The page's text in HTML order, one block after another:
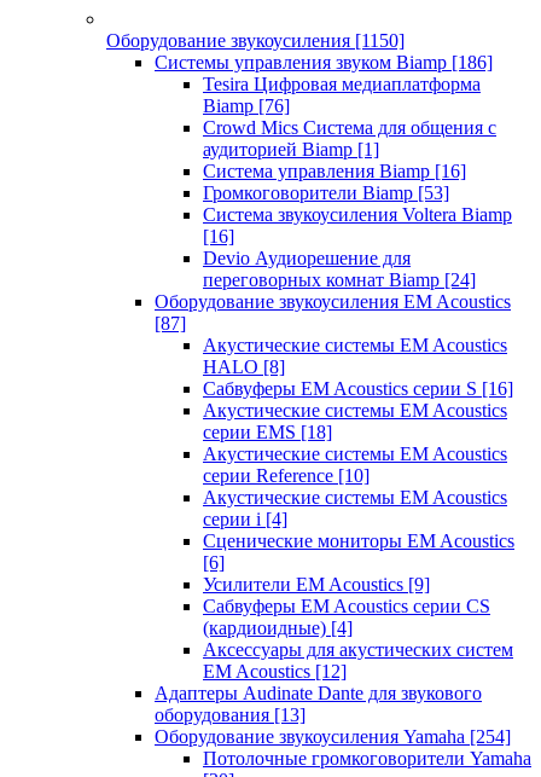
Оборудование звукоусиления [1150]
Системы управления звуком Biamp [186]
Tesira Цифровая медиаплатформа
Biamp [76]
Crowd Mics Система для общения с
аудиторией Biamp [1]
Система управления Biamp [16]
Громкоговорители Biamp [53]
Система звукоусиления Voltera Biamp
[16]
Devio Аудиорешение для
переговорных комнат Biamp [24]
Оборудование звукоусиления EM Acoustics
[87]
Акустические системы EM Acoustics
HALO [8]
Сабвуферы EM Acoustics серии S [16]
Акустические системы EM Acoustics
серии EMS [18]
Акустические системы EM Acoustics
серии Reference [10]
Акустические системы EM Acoustics
серии i [4]
Сценические мониторы EM Acoustics
[6]
Усилители EM Acoustics [9]
Сабвуферы EM Acoustics серии CS
(кардиоидные) [4]
Аксессуары для акустических систем
EM Acoustics [12]
Адаптеры Audinate Dante для звукового
оборудования [13]
Оборудование звукоусиления Yamaha [254]
Потолочные громкоговорители Yamaha